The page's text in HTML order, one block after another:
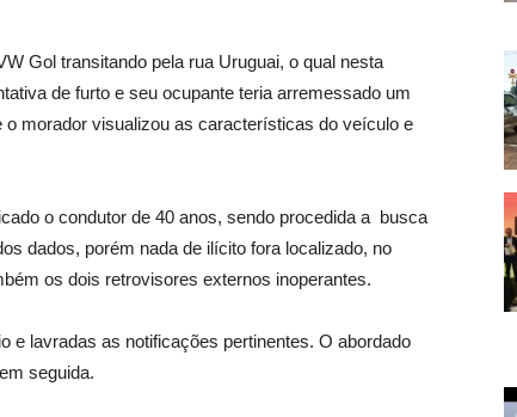
Gol transitando pela rua Uruguai, o qual nesta
de furto e seu ocupante teria arremessado um
morador visualizou as características do veículo e
o condutor de 40 anos, sendo procedida a busca
dados, porém nada de ilícito fora localizado, no
os dois retrovisores externos inoperantes.
e lavradas as notificações pertinentes. O abordado
seguida.